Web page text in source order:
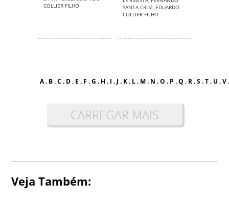
COLLIER FILHO
SANTA CRUZ, EDUARDO
COLLIER FILHO
A. B.C . D. E . F .G . H. I . J . K. L. M. N .O . P .Q . R.S.T. U .V.
CARREGAR MAIS
Veja Também: